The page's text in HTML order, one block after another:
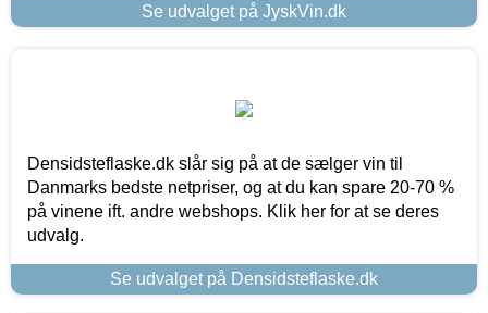
Se udvalget på JyskVin.dk
Densidsteflaske.dk slår sig på at de sælger vin til
Danmarks bedste netpriser, og at du kan spare 20-70 %
på vinene ift. andre webshops. Klik her for at se deres
udvalg.
Se udvalget på Densidsteflaske.dk